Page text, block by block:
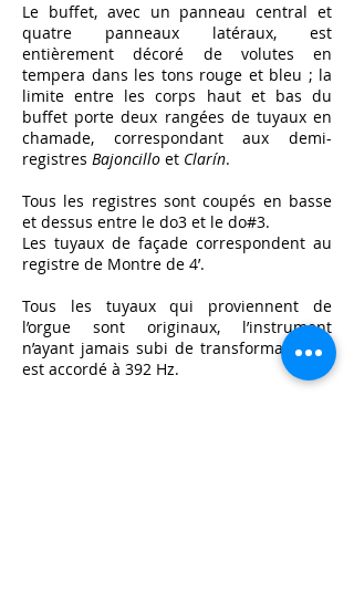
Le buffet, avec un panneau central et
quatre panneaux latéraux, est
entièrement décoré de volutes en
tempera dans les tons rouge et bleu ; la
limite entre les corps haut et bas du
buffet porte deux rangées de tuyaux en
chamade, correspondant aux demi-
registres Bajoncillo et Clarín.
Tous les registres sont coupés en basse
et dessus entre le do3 et le do#3.
Les tuyaux de façade correspondent au
registre de Montre de 4’.
Tous les tuyaux qui proviennent de
l’orgue sont originaux, l’instrument
n’ayant jamais subi de transformation. Il
est accordé à 392 Hz.